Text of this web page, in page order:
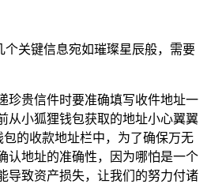
个关键信息宛如璀璨星辰般，需要
珍贵信件时要准确填写收件地址一
从小狐狸钱包获取的地址小心翼翼
包的收款地址栏中，为了确保万无
认地址的准确性，因为哪怕是一个
导致资产损失，让我们的努力付诸